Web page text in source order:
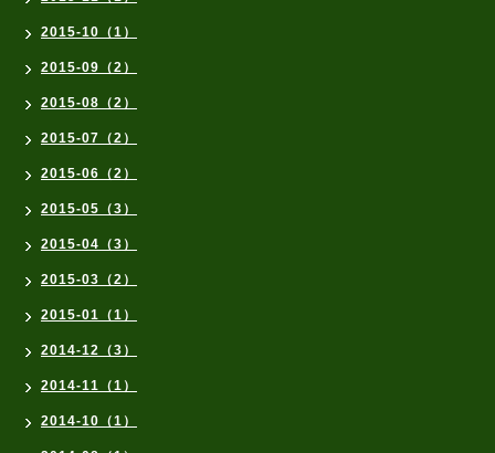
2015-10（1）
2015-09（2）
2015-08（2）
2015-07（2）
2015-06（2）
2015-05（3）
2015-04（3）
2015-03（2）
2015-01（1）
2014-12（3）
2014-11（1）
2014-10（1）